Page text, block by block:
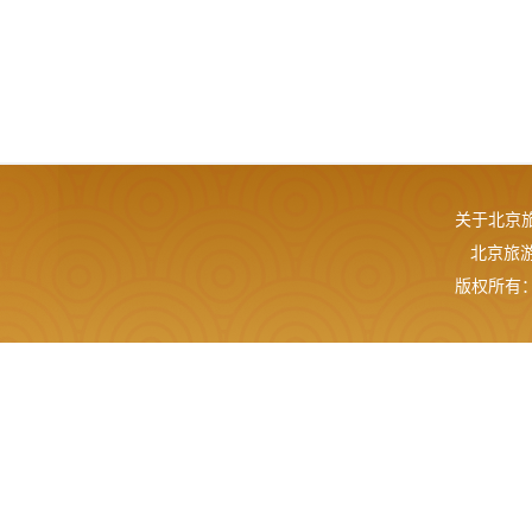
关于北京
北京旅
版权所有